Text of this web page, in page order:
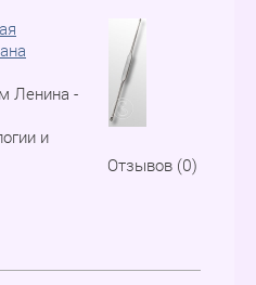
Отзывов (0)
Ленина -
и